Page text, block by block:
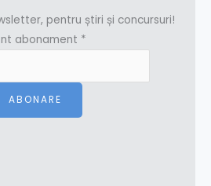
pentru știri și concursuri!
abonament *
ABONARE